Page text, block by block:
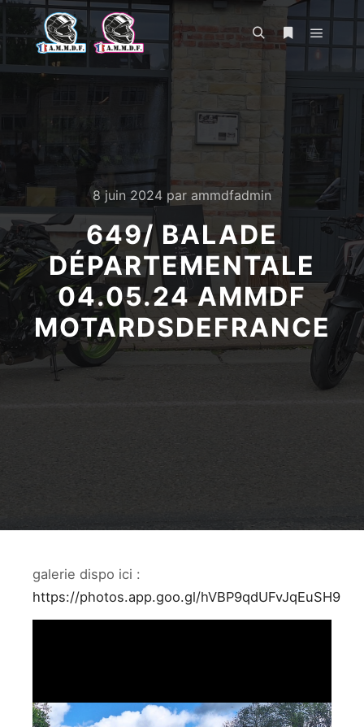
Rechercher
8 juin 2024 par ammdfadmin
649/ BALADE
DÉPARTEMENTALE
04.05.24 AMMDF
MOTARDSDEFRANCE
galerie dispo ici :
https://photos.app.goo.gl/hVBP9qdUFvJqEuSH9